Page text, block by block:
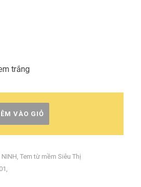
trắng
VÀO GIỎ
NINH, Tem từ mềm Siêu Thị
,